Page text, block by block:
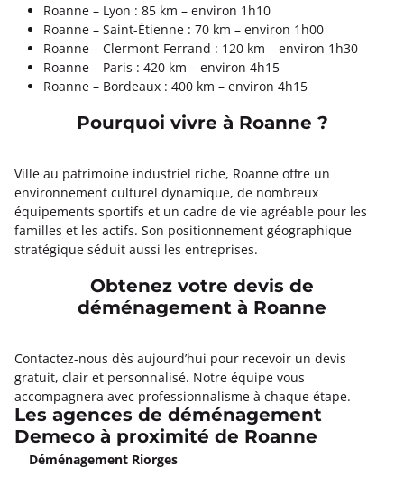
Roanne – Lyon : 85 km – environ 1h10
Roanne – Saint-Étienne : 70 km – environ 1h00
Roanne – Clermont-Ferrand : 120 km – environ 1h30
Roanne – Paris : 420 km – environ 4h15
Roanne – Bordeaux : 400 km – environ 4h15
Pourquoi vivre à Roanne ?
Ville au patrimoine industriel riche, Roanne offre un
environnement culturel dynamique, de nombreux
équipements sportifs et un cadre de vie agréable pour les
familles et les actifs. Son positionnement géographique
stratégique séduit aussi les entreprises.
Obtenez votre devis de
déménagement à Roanne
Contactez-nous dès aujourd’hui pour recevoir un devis
gratuit, clair et personnalisé. Notre équipe vous
accompagnera avec professionnalisme à chaque étape.
Les agences de déménagement
Demeco à proximité de Roanne
Déménagement Riorges